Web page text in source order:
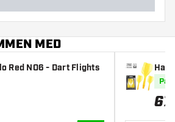
MED
Red NO6 - Dart Flights
tsPå
67